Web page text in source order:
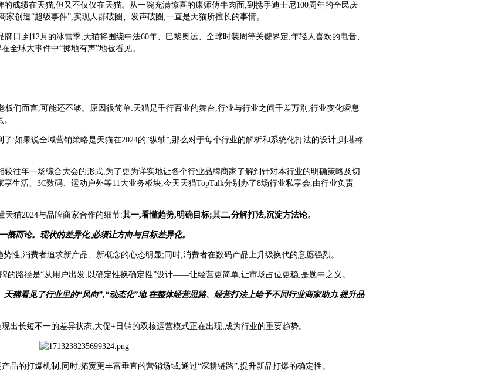
成绩在天猫,但又不仅仅在天猫。从一碗充满惊喜的康师傅牛肉面,到携手迪士尼100周年的全民庆
创造“超级事件”,实现人群破圈、发声破圈,一直是天猫所擅长的事情。
日,到12月的冰雪季,天猫将围绕中法60年、巴黎奥运、全球时装周等关键界定,年轻人喜欢的电音、
全球大事件中“掷地有声”地被看见。
们而言,可能还不够。原因很简单:天猫是千行百业的舞台,行业与行业之间千差万别,行业变化瞬息
了:如果说全域营销策略是天猫在2024的“纵轴”,那么对于每个行业的解析和系统化打法的设计,则堪称
往年一场综合大会的形式,为了更为详实地让各个行业品牌商家了解到针对本行业的明确策略及切
生活、3C数码、运动户外等11大业务板块,今天天猫TopTalk分别办了8场行业私享会,由行业负责
天猫2024与品牌商家合作的细节:其一,看懂趋势,明确目标;其二,分解打法,沉淀方法论。
而论。现状的差异化,必须让方向与目标差异化。
性,消费者追求新产品、新概念的心态明显;同时,消费者在数码产品上升级换代的意愿强烈。
的路径是“从用户出发,以确定性换确定性”设计——让经营更简单,让市场占位更稳,是题中之义。
猫看见了行业里的“风向”,“动态化”地,在整体经营思路、经营打法上给予不同行业商家助力,提升品
出长短不一的差异状态,大促+日销的双核运营模式正在出现,成为行业的重要趋势。
品的打爆机制;同时,拓宽更丰富垂直的营销场域,通过“深耕链路”,提升新品打爆的确定性。